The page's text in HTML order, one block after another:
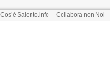
Cos’è Salento.info Collabora non Noi